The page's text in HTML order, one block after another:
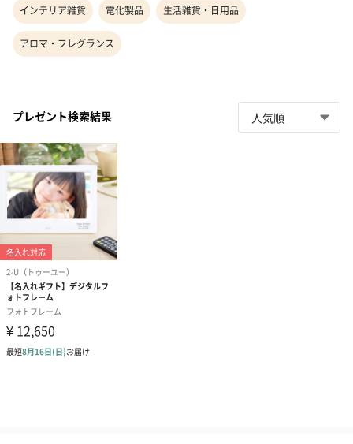
インテリア雑貨 電化製品 生活雑貨・日用品
アロマ・フレグランス
プレゼント検索結果